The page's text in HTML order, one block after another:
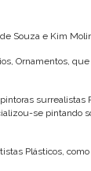
Souza e Kim
Ornamentos,
se pintando
Plásticos,